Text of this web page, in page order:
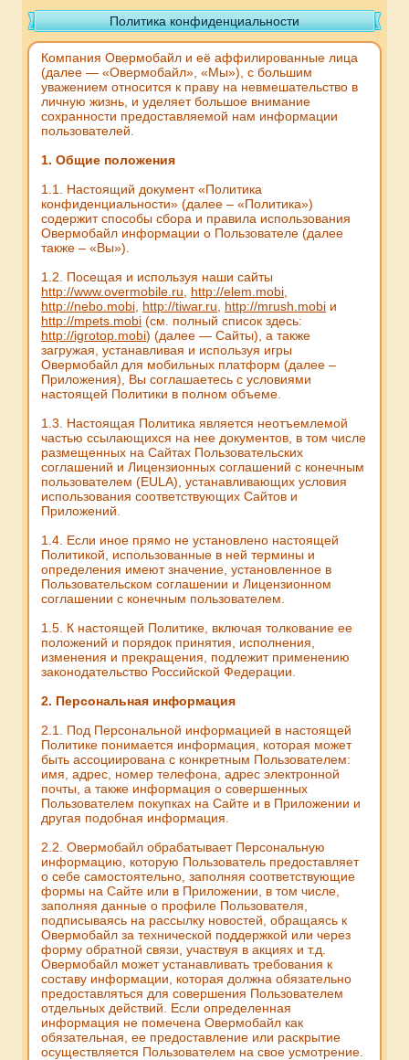
Политика конфиденциальности
Компания Овермобайл и её аффилированные лица
(далее — «Овермобайл», «Мы»), с большим
уважением относится к праву на невмешательство в
личную жизнь, и уделяет большое внимание
сохранности предоставляемой нам информации
пользователей.
1. Общие положения
1.1. Настоящий документ «Политика
конфиденциальности» (далее – «Политика»)
содержит способы сбора и правила использования
Овермобайл информации о Пользователе (далее
также – «Вы»).
1.2. Посещая и используя наши сайты
http://www.overmobile.ru
http://elem.mobi
http://nebo.mobi http://tiwar.ru http://mrush.mobi и
http://mpets.mobi (см. полный список здесь:
http://igrotop.mobi) (далее — Сайты), а также
загружая, устанавливая и используя игры
Овермобайл для мобильных платформ (далее –
Приложения), Вы соглашаетесь с условиями
настоящей Политики в полном объеме.
1.3. Настоящая Политика является неотъемлемой
частью ссылающихся на нее документов, в том числе
размещенных на Сайтах Пользовательских
соглашений и Лицензионных соглашений с конечным
пользователем (EULA), устанавливающих условия
использования соответствующих Сайтов и
Приложений.
1.4. Если иное прямо не установлено настоящей
Политикой, использованные в ней термины и
определения имеют значение, установленное в
Пользовательском соглашении и Лицензионном
соглашении с конечным пользователем.
1.5. К настоящей Политике, включая толкование ее
положений и порядок принятия, исполнения,
изменения и прекращения, подлежит применению
законодательство Российской Федерации.
2. Персональная информация
2.1. Под Персональной информацией в настоящей
Политике понимается информация, которая может
быть ассоциирована с конкретным Пользователем:
имя, адрес, номер телефона, адрес электронной
почты, а также информация о совершенных
Пользователем покупках на Сайте и в Приложении и
другая подобная информация.
2.2. Овермобайл обрабатывает Персональную
информацию, которую Пользователь предоставляет
о себе самостоятельно, заполняя соответствующие
формы на Сайте или в Приложении, в том числе,
заполняя данные о профиле Пользователя,
подписываясь на рассылку новостей, обращаясь к
Овермобайл за технической поддержкой или через
форму обратной связи, участвуя в акциях и т.д.
Овермобайл может устанавливать требования к
составу информации, которая должна обязательно
предоставляться для совершения Пользователем
отдельных действий. Если определенная
информация не помечена Овермобайл как
обязательная, ее предоставление или раскрытие
осуществляется Пользователем на свое усмотрение.